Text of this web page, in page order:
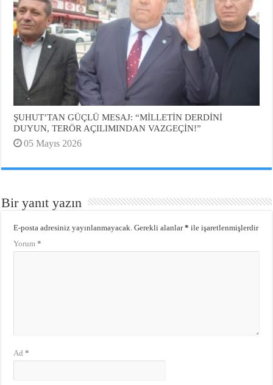
ŞUHUT’TAN GÜÇLÜ MESAJ: “MİLLETİN DERDİNİ
DUYUN, TERÖR AÇILIMINDAN VAZGEÇİN!”
05 Mayıs 2026
Bir yanıt yazın
E-posta adresiniz yayınlanmayacak. Gerekli alanlar* ile işaretlenmişlerdir
Yorum*
Ad*